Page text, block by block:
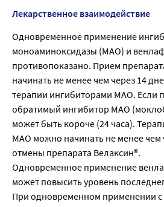
Лекарственное взаимодействие
Одновременное применение
моноаминоксидазы (МАО) и
противопоказано. Прием
начинать не менее чем через 14
терапии ингибиторами МАО. Если
обратимый ингибитор МАО
может быть короче (24 часа).
МАО можно начинать не менее чем
отмены препарата Велаксин®.
Одновременное применение
может повысить уровень
При одновременном применении